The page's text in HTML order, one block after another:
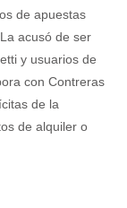
de apuestas
acusó de ser
y usuarios de
con Contreras
de la
de alquiler o